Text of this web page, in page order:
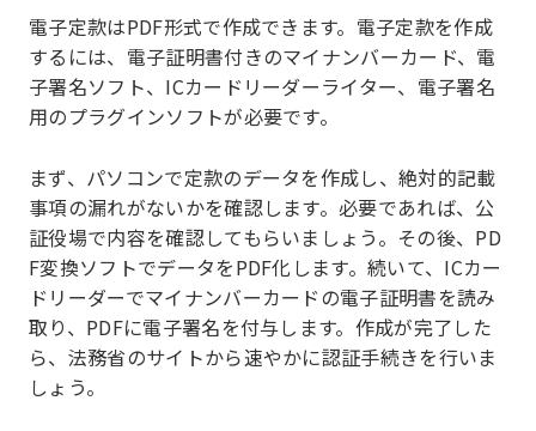
電子定款はPDF形式で作成できます。電子定款を作成
するには、電子証明書付きのマイナンバーカード、電
子署名ソフト、ICカードリーダーライター、電子署名
用のプラグインソフトが必要です。
まず、パソコンで定款のデータを作成し、絶対的記載
事項の漏れがないかを確認します。必要であれば、公
証役場で内容を確認してもらいましょう。その後、PD
F変換ソフトでデータをPDF化します。続いて、ICカー
ドリーダーでマイナンバーカードの電子証明書を読み
取り、PDFに電子署名を付与します。作成が完了した
ら、法務省のサイトから速やかに認証手続きを行いま
しょう。